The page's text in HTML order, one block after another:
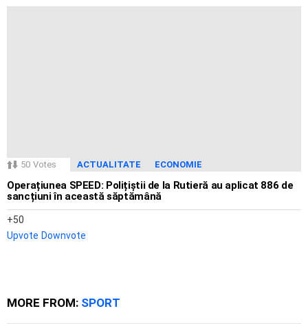
50 Votes ACTUALITATE ECONOMIE
Operațiunea SPEED: Polițiștii de la Rutieră au aplicat 886 de
sancțiuni în această săptămână
50
Upvote Downvote
MORE FROM: SPORT